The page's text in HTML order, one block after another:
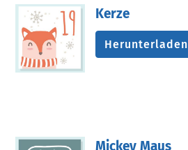
Kerze
Herunterladen
Mickey Maus